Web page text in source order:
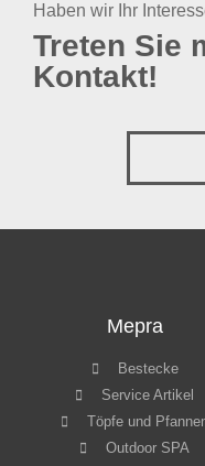
Haben wir Ihr
Treten Sie
Kontakt!
Mepra
Bestecke
Service Artikel
Töpfe und
Outdoor SPA